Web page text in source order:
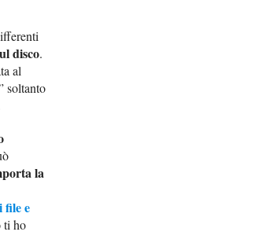
disco.
al
soltanto
la
file e
ti ho